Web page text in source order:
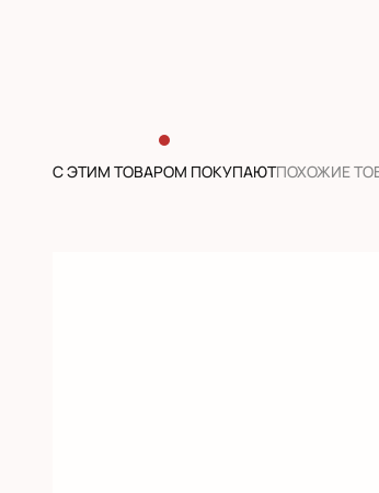
С ЭТИМ ТОВАРОМ ПОКУПАЮТПОХОЖИЕ